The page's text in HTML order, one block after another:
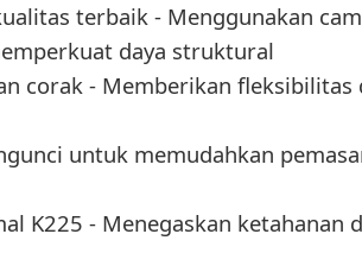
terbaik - Menggunakan
daya struktural
corak - Memberikan
untuk memudahkan
K225 - Menegaskan